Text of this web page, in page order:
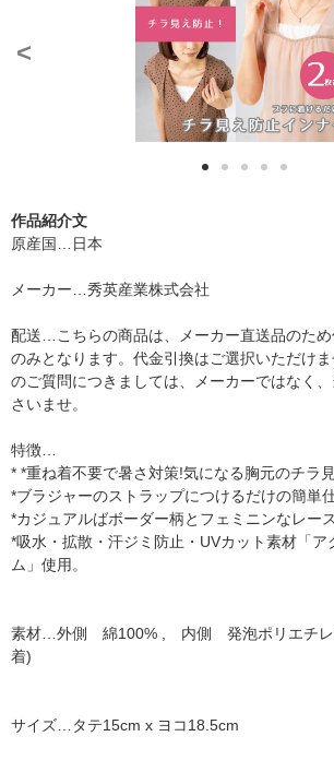
<
作品紹介文
原産国…日本
メーカー…秀英産業株式会社
配送…こちらの商品は、メーカー直送品のた
のみとなります。代金引換はご選択いただけ
のご質問につきましては、メーカーではなく
さいませ。
特徴…
* *重ね着不要で暑さ対策!気になる胸元のチラ
*ブラジャーのストラップにつけるだけの簡単仕
*カジュアルばボーダー柄とフェミニンなレー
*吸水・拡散・汗ジミ防止・UVカット素材「
ム」使用。
素材…外側 綿100% , 内側 発泡ポリエチレ
着)
サイズ…タテ15cm x ヨコ18.5cm